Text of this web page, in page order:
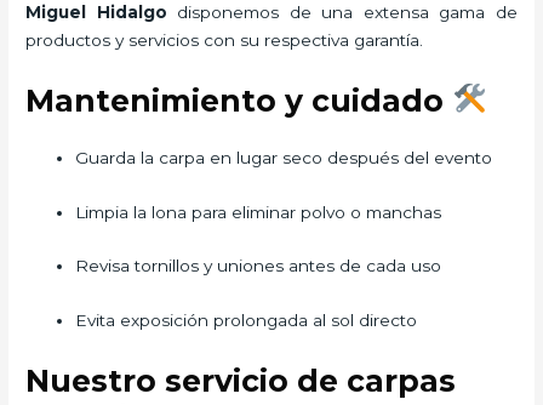
Miguel Hidalgo disponemos de una extensa gama de
productos y servicios con su respectiva garantía.
Mantenimiento y cuidado
Guarda la carpa en lugar seco después del evento
Limpia la lona para eliminar polvo o manchas
Revisa tornillos y uniones antes de cada uso
Evita exposición prolongada al sol directo
Nuestro servicio de carpas